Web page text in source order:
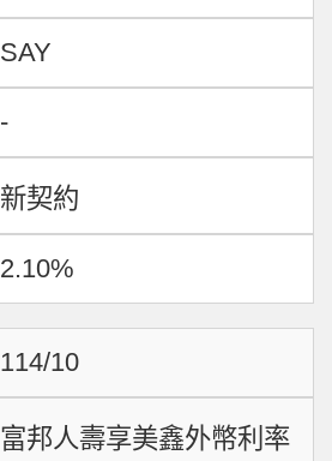
SAY
-
新契約
2.10%
114/10
富邦人壽享美鑫外幣利率